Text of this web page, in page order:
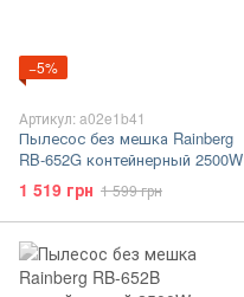
−5%
Артикул: a02e1b41
Пылесос без мешка Rainberg
RB-652G контейнерный 2500W
1 519 грн 1 599 грн